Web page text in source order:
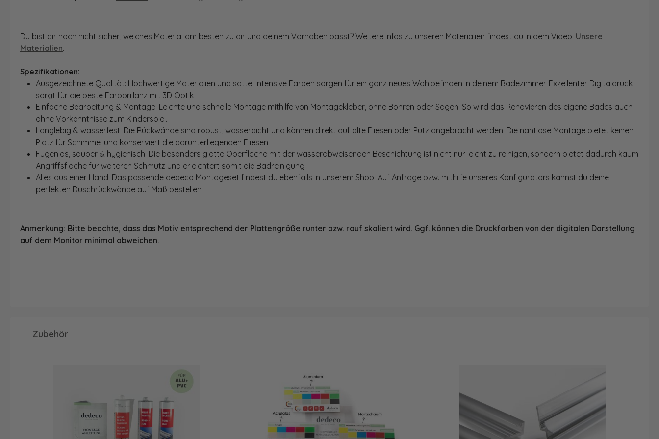
Du bist dir noch nicht sicher, welches Material am besten zu dir und deinem Vorhaben passt? Weitere Infos zu unseren Materialien findest du in dem Video: Unsere
Materialien.
Spezifikationen:
Ausgezeichnete Qualität: Hochwertige Materialien und satte, intensive Farben sorgen für ein ganz neues Wohlbefinden in deinem Badezimmer. Exzellenter Digitaldruck
sorgt für die beste Farbbrillanz mit 3D Optik
Einfache Bearbeitung & Montage: Leichte und schnelle Montage mithilfe von Montagekleber, ohne Bohren oder Sägen. So wird das Renovieren des eigene Bades auch
ohne Vorkenntnisse zum Kinderspiel.
Langlebig & wasserfest: Die Rückwände sind robust, wasserdicht und können direkt auf alte Fliesen oder Putz angebracht werden. Die nahtlose Montage bietet keinen
Platz für Schimmel und konserviert die darunterliegenden Fliesen
Fugenlos, sauber & hygienisch: Die besonders glatte Oberfläche mit der wasserabweisenden Beschichtung ist nicht nur leicht zu reinigen, sondern bietet dadurch kaum
Angriffsfläche für weiteren Schmutz und erleichtert somit die Badreinigung
Alles aus einer Hand: Das passende dedeco Montageset findest du ebenfalls in unserem Shop. Auf Anfrage bzw. mithilfe unseres Konfigurators kannst du deine
perfekten Duschrückwände auf Maß bestellen
Anmerkung: Bitte beachte, dass das Motiv entsprechend der Plattengröße runter bzw. rauf skaliert wird. Ggf. können die Druckfarben von der digitalen Darstellung
auf dem Monitor minimal abweichen.
Produktgalerie überspringen
Zubehör